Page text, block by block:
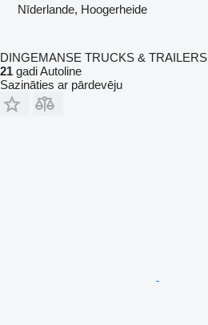
Nīderlande, Hoogerheide
DINGEMANSE TRUCKS & TRAILERS
21 gadi Autoline
Sazināties ar pārdevēju